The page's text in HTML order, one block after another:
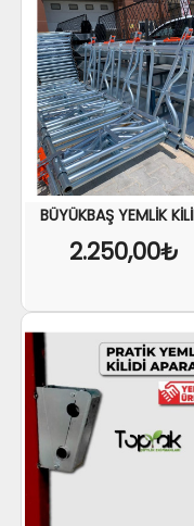
BÜYÜKBAŞ YEMLİK
2.250,00₺